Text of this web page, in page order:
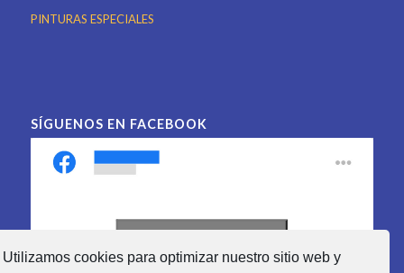
Utilizamos cookies para optimizar nuestro sitio web y
PINTURAS ESPECIALES
SÍGUENOS EN FACEBOOK
cookies de marketing y